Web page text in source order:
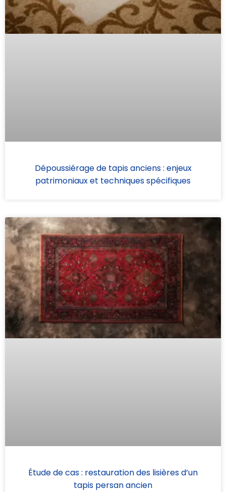
Dépoussiérage de tapis anciens : enjeux
patrimoniaux et techniques spécifiques
Étude de cas : restauration des lisières d’un
tapis persan ancien